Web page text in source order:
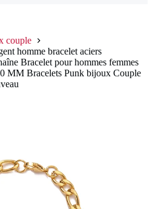
couple
homme bracelet aciers
Bracelet pour hommes femmes
MM Bracelets Punk bijoux Couple